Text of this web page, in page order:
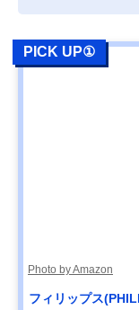
PICK UP①
Photo by Amazon
フィリップス